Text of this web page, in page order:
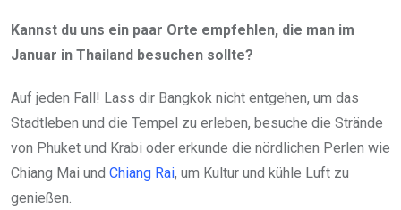
Kannst du uns ein paar Orte empfehlen, die man im
Januar in Thailand besuchen sollte?
Auf jeden Fall! Lass dir Bangkok nicht entgehen, um das
Stadtleben und die Tempel zu erleben, besuche die Strände
von Phuket und Krabi oder erkunde die nördlichen Perlen wie
Chiang Mai und Chiang Rai, um Kultur und kühle Luft zu
genießen.